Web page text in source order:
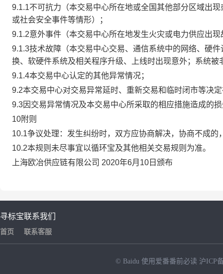
9.1.1不可抗力（本交易中心所在地或全国其他部分区域出
或社会安全事件等情形）；
9.1.2意外事件（本交易中心所在地发生火灾或电力供应出
9.1.3技术故障（本交易中心交易、通信系统中的网络、硬
换、软硬件系统及相关程序升级、上线时出现意外；系统
9.1.4本交易中心认定的其他异常情况；
9.2本交易中心对交易异常延时、重新交易和临时闭市等决
9.3因交易异常情况及本交易中心所采取的相应措施造成的
10附则
10.1争议处理：发生纠纷时，双方应协商解决，协商不成
10.2本规则未尽事宜以循环宝及其他相关交易规则为准。
上海欧冶供应链有限公司 2020年6月10日颁布
寻标宝
首页
联系我们
联系客服
© Baidu 使用爱番番前必读 沪ICP